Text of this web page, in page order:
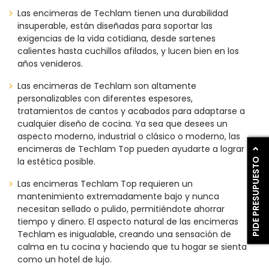
PIDE PRESUPUESTO
Las encimeras de Techlam tienen una durabilidad
insuperable, están diseñadas para soportar las
exigencias de la vida cotidiana, desde sartenes
calientes hasta cuchillos afilados, y lucen bien en los
años venideros.
Las encimeras de Techlam son altamente
personalizables con diferentes espesores,
tratamientos de cantos y acabados para adaptarse a
cualquier diseño de cocina. Ya sea que desees un
aspecto moderno, industrial o clásico o moderno, las
encimeras de Techlam Top pueden ayudarte a lograr
la estética posible.
Las encimeras Techlam Top requieren un
mantenimiento extremadamente bajo y nunca
necesitan sellado o pulido, permitiéndote ahorrar
tiempo y dinero. El aspecto natural de las encimeras
Techlam es inigualable, creando una sensación de
calma en tu cocina y haciendo que tu hogar se sienta
como un hotel de lujo.